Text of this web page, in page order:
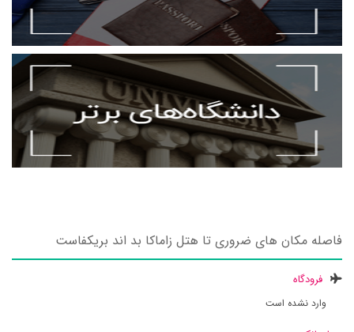
فاصله مکان های ضروری تا هتل زاماکا بد اند بریکفاست
فرودگاه
وارد نشده است